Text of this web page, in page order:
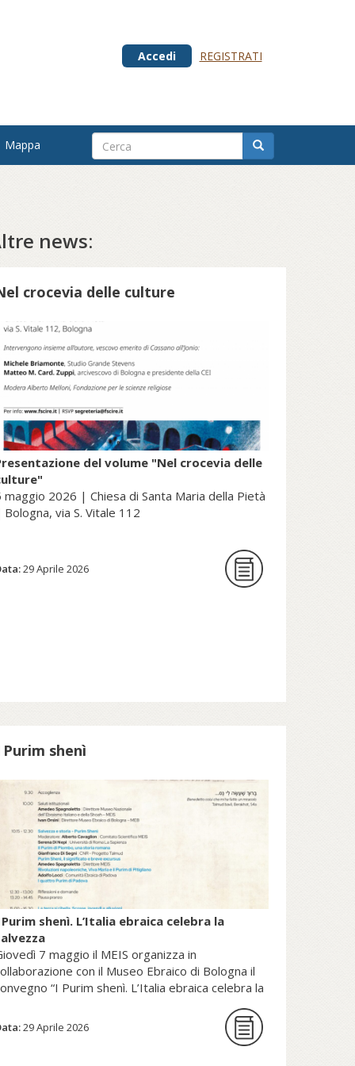
Accedi REGISTRATI
Mappa
news:
crocevia delle culture
del volume "Nel crocevia delle
maggio 2026 | Chiesa di Santa Maria della Pietà
Bologna, via S. Vitale 112
La Fondazione per le scienze
patrimonio della Sede Apostolica, e
pubblicato dal Sole 24 Ore (2025).
Scopri di più su fscire.it...
29 Aprile 2026
Purim shenì
shenì. L’Italia ebraica celebra la
7 maggio il MEIS organizza in
con il Museo Ebraico di Bologna il
“I Purim shenì. L’Italia ebraica celebra la
29 Aprile 2026